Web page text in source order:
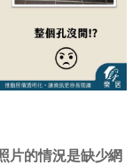
片的情況是缺少網